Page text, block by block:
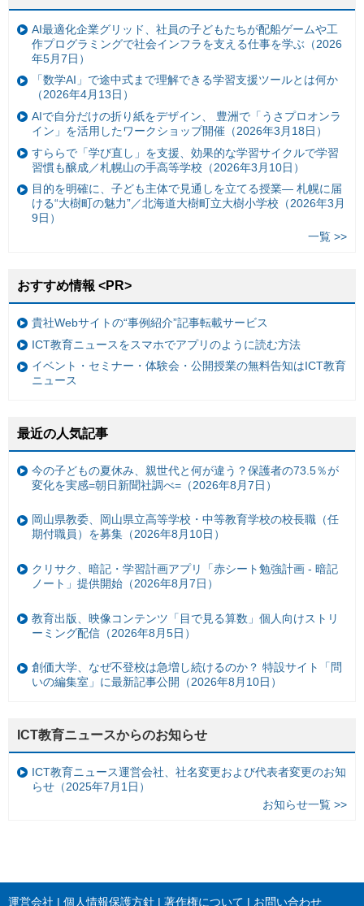
AI最適化企業グリッド、社員の子どもたちが配船ゲームや工
作プログラミングで社会インフラを支える仕事を学ぶ（2026
年5月7日）
「数学AI」で途中式まで理解できる学習支援ツールとは何か
（2026年4月13日）
AIで自分だけの折り紙をデザイン、 豊洲で「うさプロオンラ
イン」を活用したワークショップ開催（2026年3月18日）
すららで「学び直し」を支援、効果的な学習サイクルで学習
習慣も醸成／札幌山の手高等学校（2026年3月10日）
目的を明確に、子ども主体で見通しを立てる授業— 札幌に届
ける“大樹町の魅力”／北海道大樹町立大樹小学校（2026年3月
9日）
一覧 >>
おすすめ情報 <PR>
貴社Webサイトの“事例紹介”記事転載サービス
ICT教育ニュースをスマホでアプリのように読む方法
イベント・セミナー・体験会・公開授業の無料告知はICT教育
ニュース
最近の人気記事
今の子どもの夏休み、親世代と何が違う？保護者の73.5％が
変化を実感=朝日新聞社調べ=（2026年8月7日）
岡山県教委、岡山県立高等学校・中等教育学校の校長職（任
期付職員）を募集（2026年8月10日）
クリサク、暗記・学習計画アプリ「赤シート勉強計画 - 暗記
ノート」提供開始（2026年8月7日）
教育出版、映像コンテンツ「目で見る算数」個人向けストリ
ーミング配信（2026年8月5日）
創価大学、なぜ不登校は急増し続けるのか？ 特設サイト「問
いの編集室」に最新記事公開（2026年8月10日）
ICT教育ニュースからのお知らせ
ICT教育ニュース運営会社、社名変更および代表者変更のお知
らせ（2025年7月1日）
お知らせ一覧 >>
運営会社 個人情報保護方針 著作権について お問い合わせ